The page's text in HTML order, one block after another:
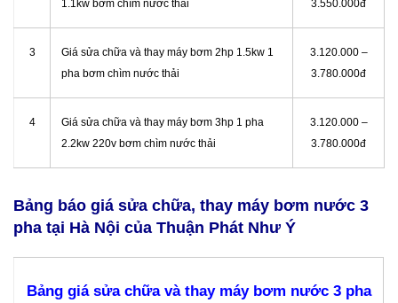
1.1kw bơm chìm nước thải
3.550.000đ
3
Giá sửa chữa và thay máy bơm 2hp 1.5kw 1
pha bơm chìm nước thải
3.120.000 –
3.780.000đ
4
Giá sửa chữa và thay máy bơm 3hp 1 pha
2.2kw 220v bơm chìm nước thải
3.120.000 –
3.780.000đ
Bảng báo giá sửa chữa, thay máy bơm nước 3
pha tại Hà Nội của Thuận Phát Như Ý
Bảng giá sửa chữa và thay máy bơm nước 3 pha